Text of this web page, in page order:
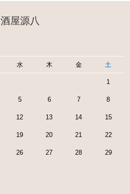
酒屋源八
水 木 金 土
1
5 6 7 8
12 13 14 15
19 20 21 22
26 27 28 29